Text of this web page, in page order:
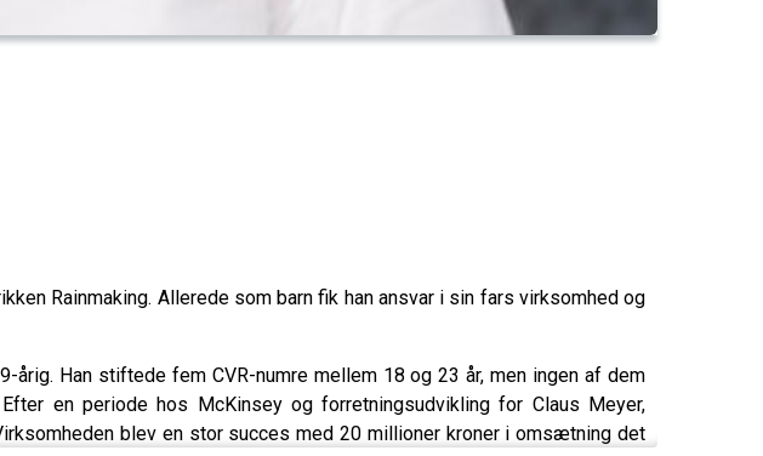
Rainmaking. Allerede som barn fik han ansvar i sin fars virksomhed og
Han stiftede fem CVR-numre mellem 18 og 23 år, men ingen af dem
en periode hos McKinsey og forretningsudvikling for Claus Meyer,
blev en stor succes med 20 millioner kroner i omsætning det